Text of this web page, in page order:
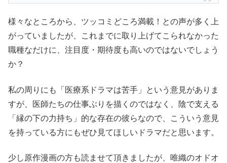
様々なところから、ツッコミどころ満載！との声が多く上
がっていましたが、これまでに取り上げてこられなかった
職種なだけに、注目度・期待度も高いのではないでしょう
か？
私の周りにも「医療系ドラマは苦手」という意見がありま
すが、医師たちの仕事ぶりを描くのではなく、陰で支える
「縁の下の力持ち」的な存在の彼らなので、こういう意見
を持っている方にもぜひ見てほしいドラマだと思います。
少し原作漫画の方も読ませて頂きましたが、唯織のオドオ